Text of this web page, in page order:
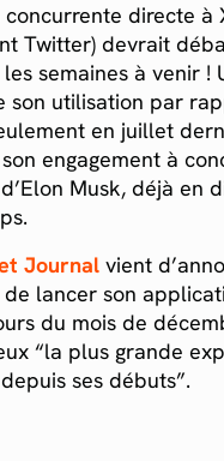
concurrente directe à
Twitter) devrait
semaines à venir !
son utilisation par
en juillet
engagement à
Musk, déjà en
Journal vient
lancer son
du mois de
“la plus grande
ses débuts”.